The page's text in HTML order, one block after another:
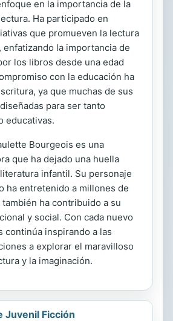
en la importancia de la
Ha participado en
que promueven la lectura
la importancia de
los libros desde una edad
con la educación ha
ya que muchas de sus
para ser tanto
educativas.
Bourgeois es una
que ha dejado una huella
infantil. Su personaje
ha entretenido a millones de
ha contribuido a su
y social. Con cada nuevo
continúa inspirando a las
a explorar el maravilloso
y la imaginación.
Juvenil Ficción